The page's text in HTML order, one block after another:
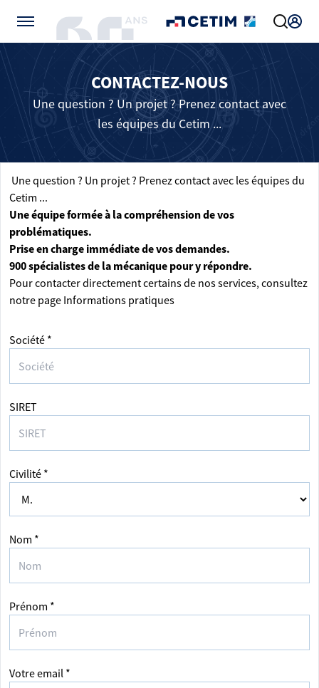
CONTACTEZ-NOUS
Une question ? Un projet ? Prenez contact avec
les équipes du Cetim ...
Une question ? Un projet ? Prenez contact avec les équipes du
Cetim ...
Une équipe formée à la compréhension de vos
problématiques.
Prise en charge immédiate de vos demandes.
900 spécialistes de la mécanique pour y répondre.
Pour contacter directement certains de nos services, consultez
notre page Informations pratiques
Société *
SIRET
Civilité *
Nom *
Prénom *
Votre email *